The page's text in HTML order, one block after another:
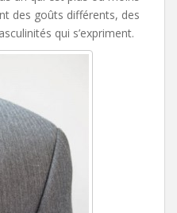
des goûts différents, des
qui s’expriment.